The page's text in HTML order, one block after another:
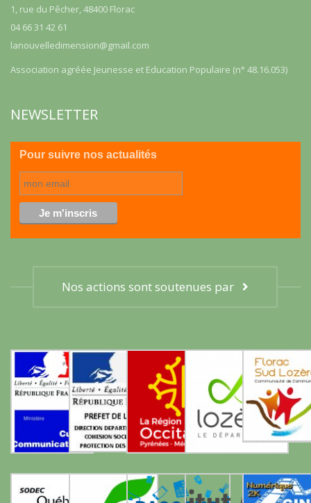
1, rue du Pêcher, 48400 Florac
04 66 31 42 61
lanouvelledimension@gmail.com
Association agréée Jeunesse et Education Populaire (n° 48.16.053)
NEWSLETTER
Pour suivre nos actualités
Nos actions sont soutenues par